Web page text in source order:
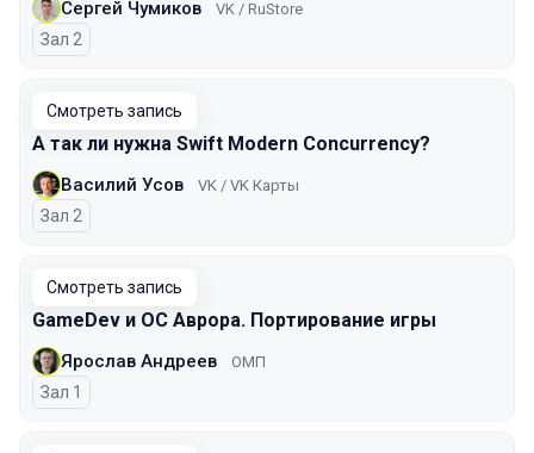
Сергей Чумиков VK / RuStore
Зал 2
Смотреть запись
А так ли нужна Swift Modern Concurrency?
Василий Усов VK / VK Карты
Зал 2
Смотреть запись
GameDev и ОС Аврора. Портирование игры
Ярослав Андреев ОМП
Зал 1